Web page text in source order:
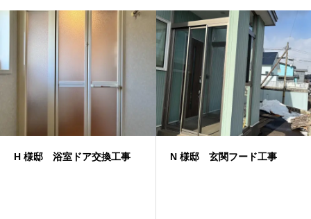
N 様邸 玄関フード工事
O様邸 リフォーム玄関引戸